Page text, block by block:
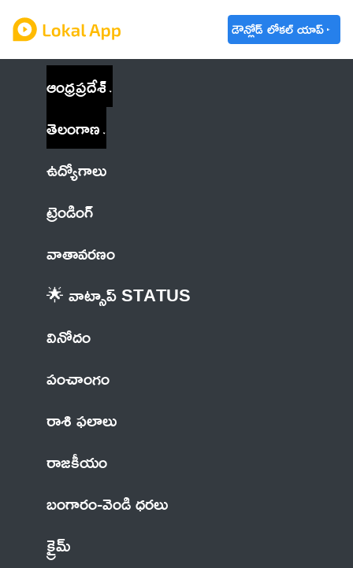
డౌన్లోడ్ లోకల్ యాప్
ఆంధ్రప్రదేశ్
తెలంగాణ
ఉద్యోగాలు
ట్రెండింగ్
వాతావరణం
🌟 వాట్సాప్ STATUS
వినోదం
పంచాంగం
రాశి ఫలాలు
రాజకీయం
బంగారం-వెండి ధరలు
క్రైమ్